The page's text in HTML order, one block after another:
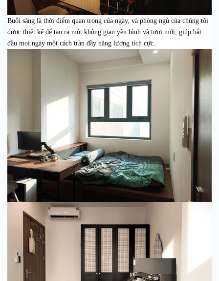
Buổi sáng là thời điểm quan trọng của ngày, và phòng ngủ của chúng tôi
được thiết kế để tạo ra một không gian yên bình và tươi mới, giúp bắt
đầu mọi ngày một cách tràn đầy năng lượng tích cực.